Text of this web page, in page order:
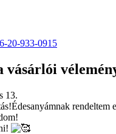
20-933-0915
vásárlói
13.